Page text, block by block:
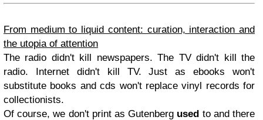
From medium to liquid content: curation, interaction and
the utopia of attention
The radio didn't kill newspapers. The TV didn't kill the
radio. Internet didn't kill TV. Just as ebooks won't
substitute books and cds won't replace vinyl records for
collectionists.
Of course, we don't print as Gutenberg used to and there